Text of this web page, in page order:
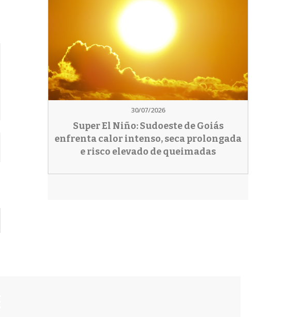
30/07/2026
Super El Niño: Sudoeste de Goiás
enfrenta calor intenso, seca prolongada
e risco elevado de queimadas